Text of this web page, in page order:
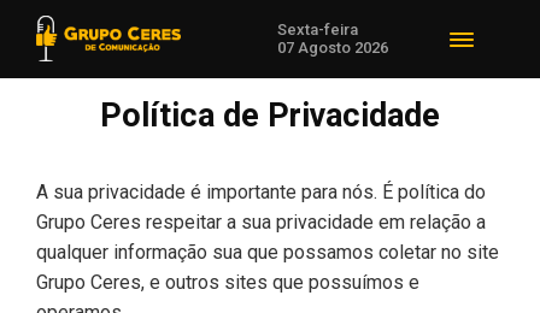
Sexta-feira
07 Agosto 2026
Política de Privacidade
A sua privacidade é importante para nós. É política do
Grupo Ceres respeitar a sua privacidade em relação a
qualquer informação sua que possamos coletar no site
Grupo Ceres, e outros sites que possuímos e